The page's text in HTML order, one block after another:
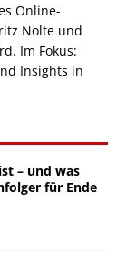
Online-
Nolte und
Im Fokus:
Insights in
– und was
für Ende